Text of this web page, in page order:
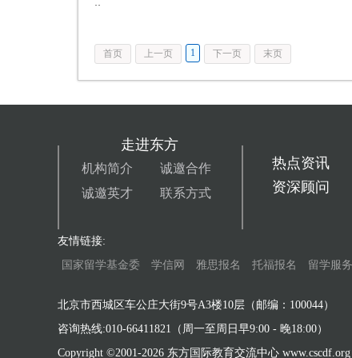
··
末页
下一页
1
上一页
首页
走进东方
机构简介
诚邀合作
诚邀英才
联系方式
热点资讯
资深顾问
友情链接:
国家留学基金委
学信网 雅思报名 托福报名 留学服
北京市西城区车公庄大街9号A3楼10层（邮编：100044）
咨询热线:010-66411821（周一至周日早9:00 - 晚18:00）
Copyright ©2001-2026 东方国际教育交流中心 www.cscdf.org